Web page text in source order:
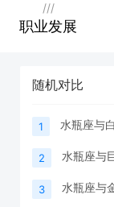
///
职业发展
随机对比
1 水瓶座与
2 水瓶座与
3 水瓶座与